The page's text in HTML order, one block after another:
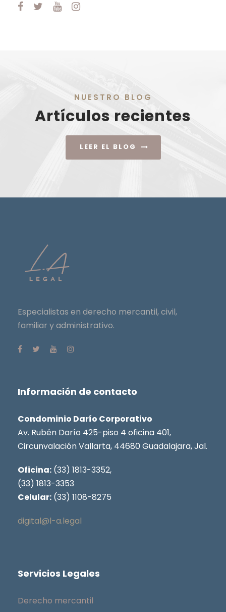
NUESTRO BLOG
Artículos recientes
LEER EL BLOG
Especialistas en derecho mercantil, civil,
familiar y administrativo.
Información de contacto
Condominio Darío Corporativo
Av. Rubén Darío 425-piso 4 oficina 401,
Circunvalación Vallarta, 44680 Guadalajara, Jal.
Oficina: (33) 1813-3352,
(33) 1813-3353
Celular: (33) 1108-8275
digital@l-a.legal
Servicios Legales
Derecho mercantil